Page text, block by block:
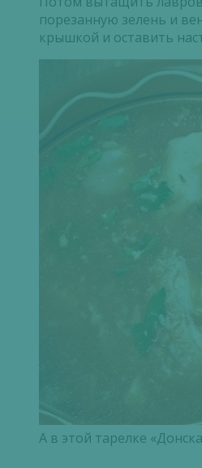
порезанную зелень и
крышкой и оставить
А в этой тарелке